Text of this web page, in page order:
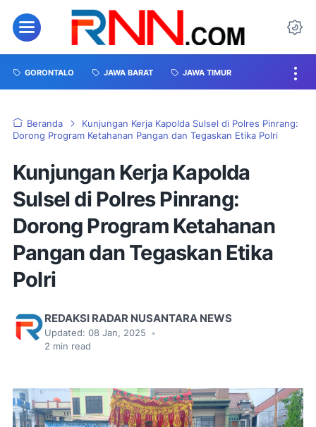
GORONTALO JAWA BARAT JAWA TIMUR
Beranda
Kunjungan Kerja Kapolda Sulsel di Polres Pinrang:
Dorong Program Ketahanan Pangan dan Tegaskan Etika Polri
Kunjungan Kerja Kapolda
Sulsel di Polres Pinrang:
Dorong Program Ketahanan
Pangan dan Tegaskan Etika
Polri
REDAKSI RADAR NUSANTARA NEWS
Updated: 08 Jan, 2025
•
2 min read